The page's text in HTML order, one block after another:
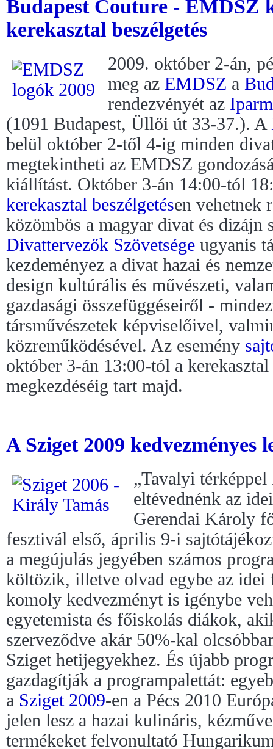
Budapest Couture - EMDSZ
kerekasztal beszélgetés
2009. október 2-án,
meg az EMDSZ a
rendezvényét az
(1091 Budapest, Üllői út 33-37.). A
belül október 2-től 4-ig minden
megtekintheti az EMDSZ
kiállítást. Október 3-án 14:00-tól
kerekasztal beszélgetésen vehetnek
közömbös a magyar divat és dizájn
Divattervezők Szövetsége ugyanis
kezdeményez a divat hazai és
design kultúrális és művészeti,
gazdasági összefüggéseiről -
társművészetek képviselőivel,
közreműködésével. Az esemény
október 3-án 13:00-tól a kerekasztal
megkezdéséig tart majd.
A Sziget 2009 kedvezményes
„Tavalyi
eltévednénk az
Gerendai Károly
fesztivál első, április 9-i
a megújulás jegyében számos
költözik, illetve olvad egybe az
komoly kedvezményt is igénybe
egyetemista és főiskolás diákok,
szerveződve akár 50%-kal
Sziget hetijegyekhez. És újabb
gazdagítják a programpalettát:
a Sziget 2009-en a Pécs 2010
jelen lesz a hazai kulináris,
termékeket felvonultató